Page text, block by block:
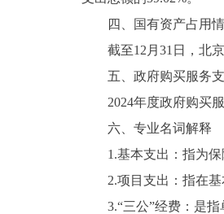
四、国有资产占用
截至12月31日，北京
五、政府购买服务支
2024年度政府购买服
六、专业名词解释
1.基本支出：指为保
2.项目支出：指在基
3.“三公”经费：是指